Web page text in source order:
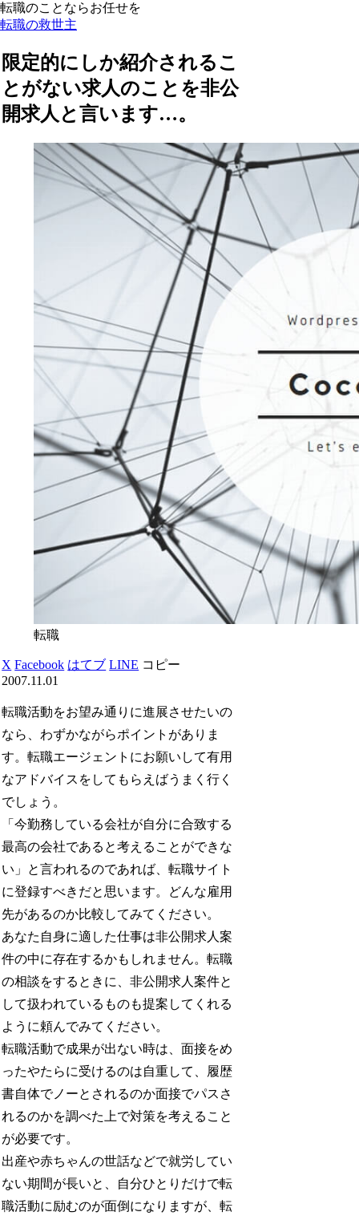
転職のことならお任せを
転職の救世主
限定的にしか紹介されるこ
とがない求人のことを非公
開求人と言います…。
転職
X Facebook はてブ LINE コピー
2007.11.01
転職活動をお望み通りに進展させたいの
なら、わずかながらポイントがありま
す。転職エージェントにお願いして有用
なアドバイスをしてもらえばうまく行く
でしょう。
「今勤務している会社が自分に合致する
最高の会社であると考えることができな
い」と言われるのであれば、転職サイト
に登録すべきだと思います。どんな雇用
先があるのか比較してみてください。
あなた自身に適した仕事は非公開求人案
件の中に存在するかもしれません。転職
の相談をするときに、非公開求人案件と
して扱われているものも提案してくれる
ように頼んでみてください。
転職活動で成果が出ない時は、面接をめ
ったやたらに受けるのは自重して、履歴
書自体でノーとされるのか面接でパスさ
れるのかを調べた上で対策を考えること
が必要です。
出産や赤ちゃんの世話などで就労してい
ない期間が長いと、自分ひとりだけで転
職活動に励むのが面倒になりますが、転